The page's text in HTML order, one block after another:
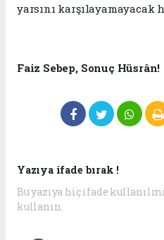
yarsını karşılayamayacak
Faiz Sebep, Sonuç Hüsrân!
Yazıya ifade bırak !
Bu yazıya hiç ifade
kullanın.